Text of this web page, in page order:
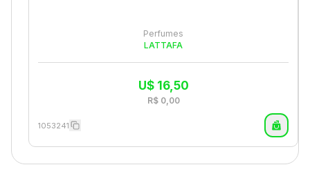
Perfumes
LATTAFA
U$ 16,50
R$ 0,00
1053241